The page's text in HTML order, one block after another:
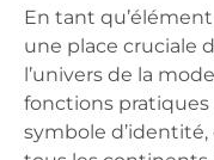
En tant
une place cruciale
l’univers de la
fonctions
symbole